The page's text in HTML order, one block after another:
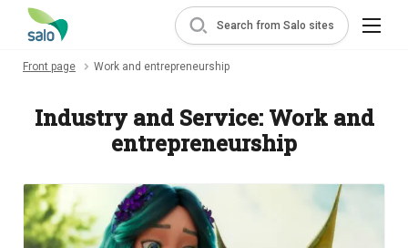
Search from Salo sites
Front page Work and entrepreneurship
Industry and Service: Work and
entrepreneurship